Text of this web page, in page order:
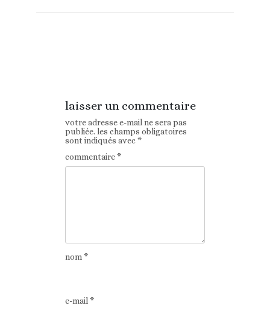
laisser un commentaire
votre adresse e-mail ne sera pas
publiée. les champs obligatoires
sont indiqués avec*
commentaire*
nom*
e-mail*